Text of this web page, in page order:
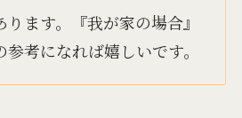
ます。『我が家の場合』
考になれば嬉しいです。